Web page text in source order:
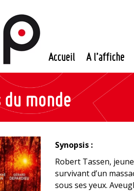
Accueil A l’affiche
monde
Synopsis :
Robert Tassen,
survivant d’un
sous ses yeux.